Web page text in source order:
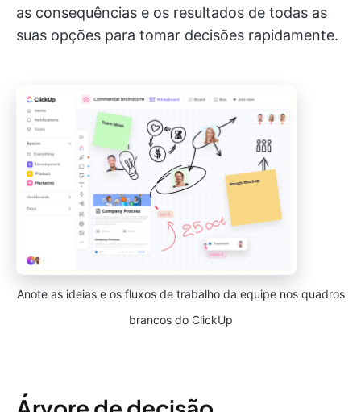
as consequências e os resultados de todas as
suas opções para tomar decisões rapidamente.
Anote as ideias e os fluxos de trabalho da equipe nos quadros
brancos do ClickUp